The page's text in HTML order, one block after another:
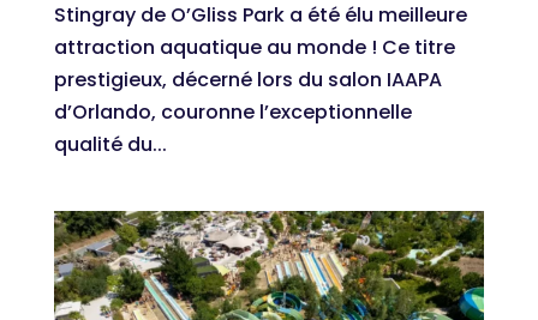
Stingray de O’Gliss Park a été élu meilleure
attraction aquatique au monde ! Ce titre
prestigieux, décerné lors du salon IAAPA
d’Orlando, couronne l’exceptionnelle
qualité du...